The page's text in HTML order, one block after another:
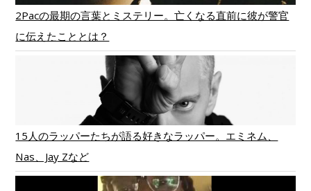
2Pacの最期の言葉とミステリー。亡くなる直前に彼が警官
に伝えたこととは？
15人のラッパーたちが語る好きなラッパー。エミネム、
Nas、Jay Zなど